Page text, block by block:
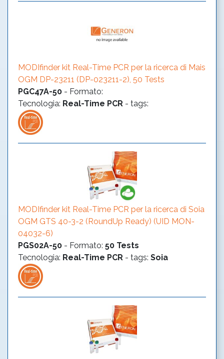
MODIfinder kit Real-Time PCR per la ricerca di Mais
OGM DP-23211 (DP-023211-2), 50 Tests
PGC47A-50 - Formato:
Tecnologia: Real-Time PCR - tags:
MODIfinder kit Real-Time PCR per la ricerca di Soia
OGM GTS 40-3-2 (RoundUp Ready) (UID MON-
04032-6)
PGS02A-50 - Formato: 50 Tests
Tecnologia: Real-Time PCR - tags: Soia